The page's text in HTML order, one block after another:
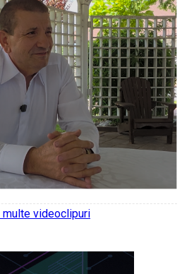
multe videoclipuri